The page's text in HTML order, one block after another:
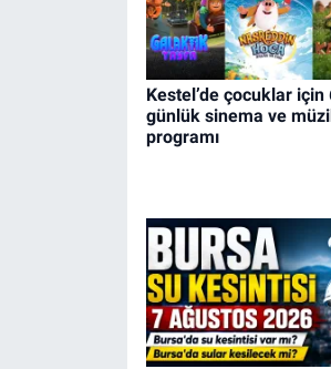
Kestel’de çocuklar için
günlük sinema ve
programı